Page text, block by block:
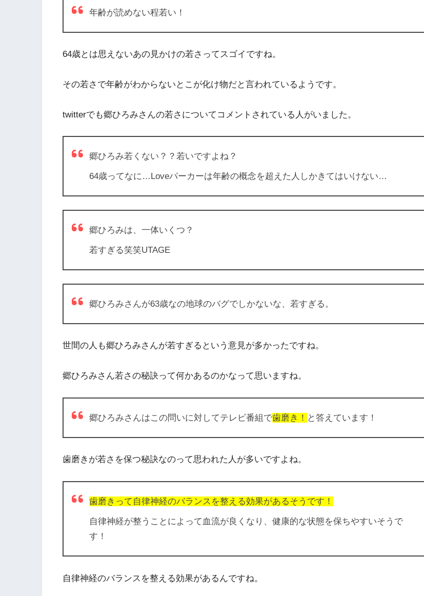
年齢が読めない程若い！
64歳とは思えないあの見かけの若さってスゴイですね。
その若さで年齢がわからないとこが化け物だと言われているようです。
twitterでも郷ひろみさんの若さについてコメントされている人がいました。
郷ひろみ若くない？？若いですよね？
64歳ってなに…Loveパーカーは年齢の概念を超えた人しかきてはいけない…
郷ひろみは、一体いくつ？
若すぎる笑笑UTAGE
郷ひろみさんが63歳なの地球のバグでしかないな、若すぎる。
世間の人も郷ひろみさんが若すぎるという意見が多かったですね。
郷ひろみさん若さの秘訣って何かあるのかなって思いますね。
郷ひろみさんはこの問いに対してテレビ番組で歯磨き！ と答えています！
歯磨きが若さを保つ秘訣なのって思われた人が多いですよね。
歯磨きって自律神経のバランスを整える効果があるそうです！
自律神経が整うことによって血流が良くなり、健康的な状態を保ちやすいそうで
す！
自律神経のバランスを整える効果があるんですね。